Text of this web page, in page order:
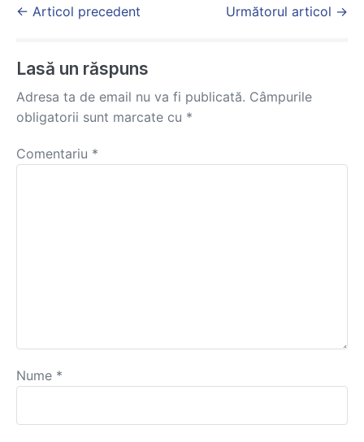
Post
← Articol precedent Următorul articol →
Lasă un răspuns
Adresa ta de email nu va fi publicată. Câmpurile
obligatorii sunt marcate cu *
Comentariu *
Nume *